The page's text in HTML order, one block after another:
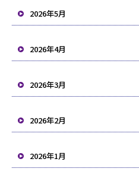
2026年5月
2026年4月
2026年3月
2026年2月
2026年1月